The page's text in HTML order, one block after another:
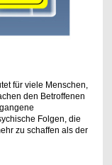
für viele Menschen,
den Betroffenen
Folgen, die
zu schaffen als der